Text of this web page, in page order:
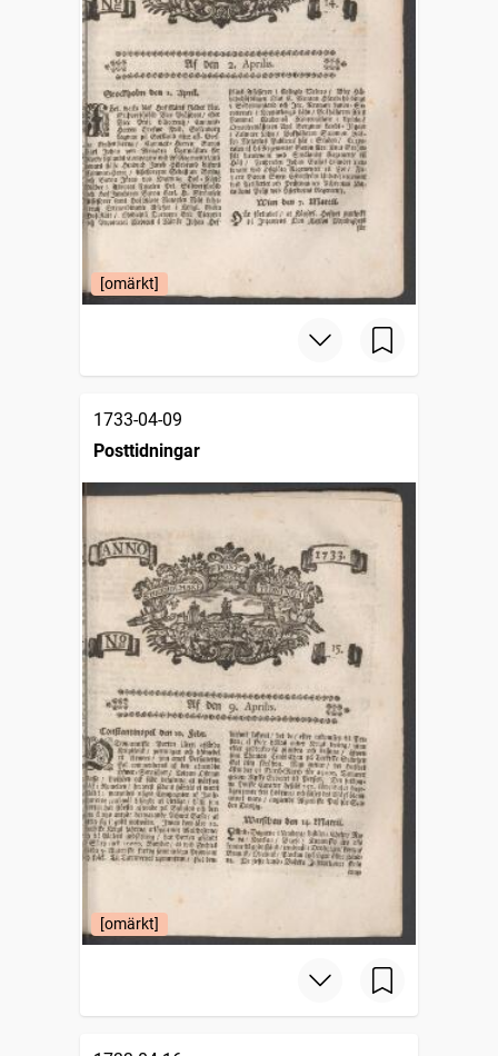
[omärkt]
1733-04-09
Posttidningar
[omärkt]